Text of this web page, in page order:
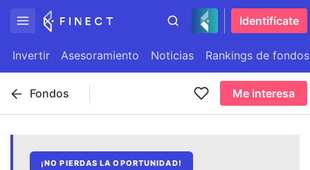
Identifícate
Invertir Asesoramiento Noticias Rankings de fondos
Fondos Me interesa
¡NO PIERDAS LA OPORTUNIDAD!